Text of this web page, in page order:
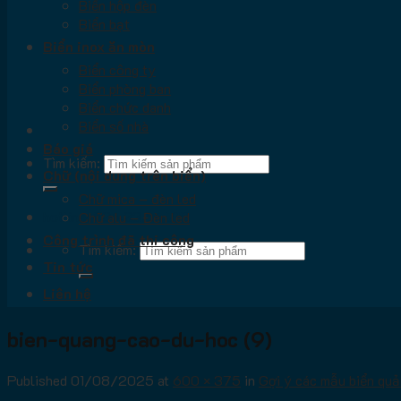
Tìm kiếm:
hotline: 036.33.66.712
Tìm kiếm:
Biển hộp đèn
Biển bạt
Biển inox ăn mòn
Biển công ty
Biển phòng ban
Biển chức danh
Biển số nhà
Báo giá
Chữ (nội dung trên biển)
Chữ mica – đèn led
Chữ alu – Đèn led
Công trình đã thi công
Tin tức
Liên hệ
bien-quang-cao-du-hoc (9)
Published 01/08/2025 at 600 × 375 in Gợi ý các mẫu biển